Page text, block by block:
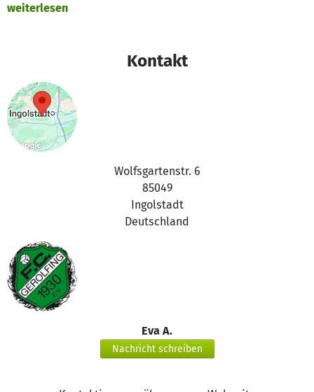
weiterlesen
Kontakt
Wolfsgartenstr. 6
85049
Ingolstadt
Deutschland
Eva A.
Nachricht schreiben